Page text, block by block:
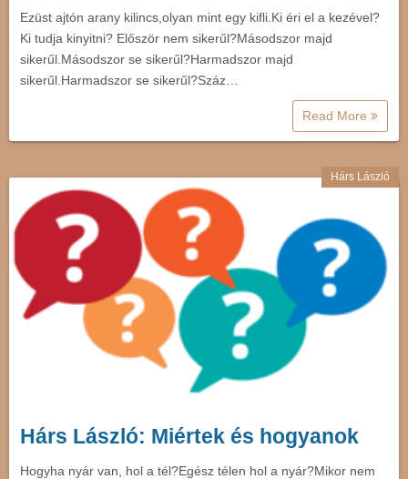
Ezüst ajtón arany kilincs,olyan mint egy kifli.Ki éri el a kezével?
Ki tudja kinyitni? Először nem sikerűl?Másodszor majd
sikerűl.Másodszor se sikerűl?Harmadszor majd
sikerűl.Harmadszor se sikerűl?Száz…
Read More
Hárs László
Hárs László: Miértek és hogyanok
Hogyha nyár van, hol a tél?Egész télen hol a nyár?Mikor nem